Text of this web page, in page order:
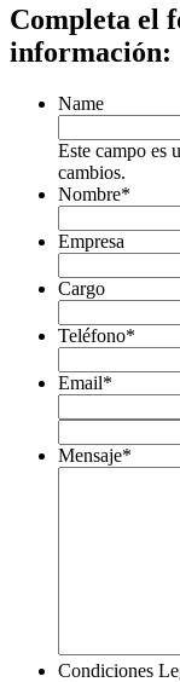
Completa el
información:
Name
Este campo es
cambios.
Nombre*
Empresa
Cargo
Teléfono*
Email*
Mensaje*
Condiciones